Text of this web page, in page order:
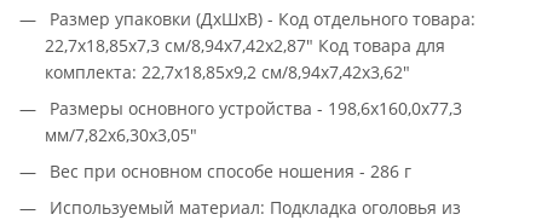
Размер упаковки (ДхШхВ) - Код отдельного товара:
22,7x18,85x7,3 см/8,94x7,42x2,87" Код товара для
комплекта: 22,7x18,85x9,2 см/8,94x7,42x3,62"
Размеры основного устройства - 198,6x160,0x77,3
мм/7,82x6,30x3,05"
Вес при основном способе ношения - 286 г
Используемый материал: Подкладка оголовья из